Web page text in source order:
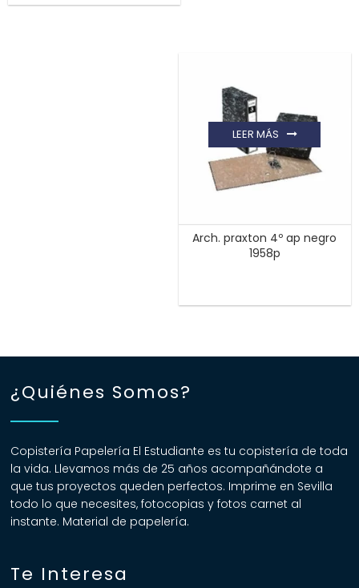
Arch. praxton 4º ap negro
1958p
LEER MÁS
¿Quiénes Somos?
Copistería Papelería El Estudiante es tu copistería de toda
la vida. Llevamos más de 25 años acompañándote a
que tus proyectos queden perfectos. Imprime en Sevilla
todo lo que necesites, fotocopias y fotos carnet al
instante. Material de papelería.
Te Interesa